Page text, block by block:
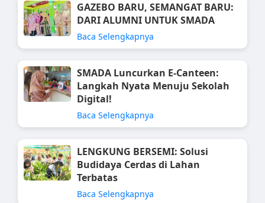
GAZEBO BARU, SEMANGAT BARU:
DARI ALUMNI UNTUK SMADA
Baca Selengkapnya
SMADA Luncurkan E-Canteen:
Langkah Nyata Menuju Sekolah
Digital!
Baca Selengkapnya
LENGKUNG BERSEMI: Solusi
Budidaya Cerdas di Lahan
Terbatas
Baca Selengkapnya